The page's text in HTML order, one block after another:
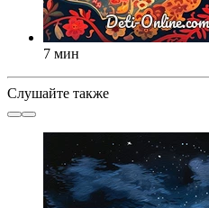
7 мин
Слушайте также